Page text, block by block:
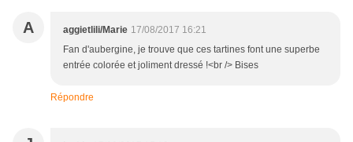
A aggietlili/Marie 17/08/2017 16:21
Fan d'aubergine, je trouve que ces tartines font une superbe
entrée colorée et joliment dressé !<br /> Bises
Répondre